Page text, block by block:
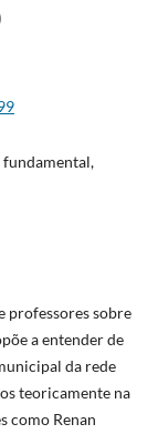
fundamental,
professores sobre
a entender de
da rede
teoricamente na
como Renan